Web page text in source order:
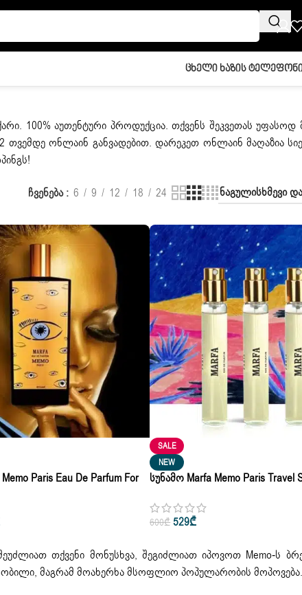
Ცხელი Ხაზის Ტელეფონი:
100% აუთენტური პროდუქცია. თქვენს შეკვეთას
თვემდე ონლაინ განვადებით. დარეკეთ ონლაინ მაღაზია
ჩვენება 6 9 12 18 24
Paris Eau De Parfum For
SALE
NEW
Სუნამო Marfa Memo Paris Travel
600₾ 529₾
თქვენი მონუსხვა, შეგიძლიათ იპოვოთ Memo-ს
მაგრამ მოახერხა მსოფლიო პოპულარობის მოპოვება.